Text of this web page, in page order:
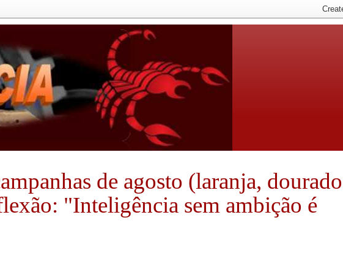
de agosto (laranja,
"Inteligência sem ambição é